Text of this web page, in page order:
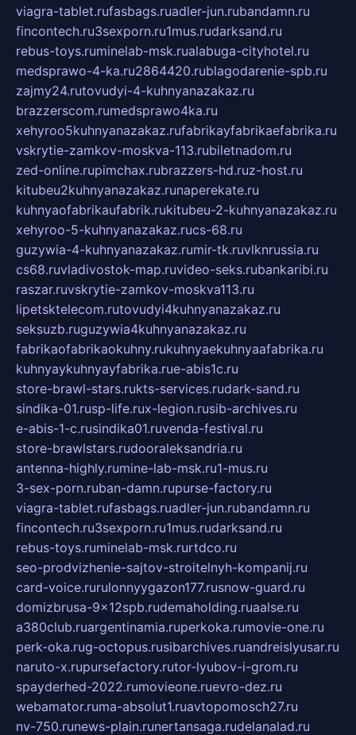
viagra-tablet.rufasbags.ruadler-jun.rubandamn.ru
fincontech.ru3sexporn.ru1mus.rudarksand.ru
rebus-toys.ruminelab-msk.rualabuga-cityhotel.ru
medsprawo-4-ka.ru2864420.rublagodarenie-spb.ru
zajmy24.rutovudyi-4-kuhnyanazakaz.ru
brazzerscom.rumedsprawo4ka.ru
xehyroo5kuhnyanazakaz.rufabrikayfabrikaefabrika.ru
vskrytie-zamkov-moskva-113.rubiletnadom.ru
zed-online.rupimchax.rubrazzers-hd.ruz-host.ru
kitubeu2kuhnyanazakaz.runaperekate.ru
kuhnyaofabrikaufabrik.rukitubeu-2-kuhnyanazakaz.ru
xehyroo-5-kuhnyanazakaz.rucs-68.ru
guzywia-4-kuhnyanazakaz.rumir-tk.ruvlknrussia.ru
cs68.ruvladivostok-map.ruvideo-seks.rubankaribi.ru
raszar.ruvskrytie-zamkov-moskva113.ru
lipetsktelecom.rutovudyi4kuhnyanazakaz.ru
seksuzb.ruguzywia4kuhnyanazakaz.ru
fabrikaofabrikaokuhny.rukuhnyaekuhnyaafabrika.ru
kuhnyaykuhnyayfabrika.rue-abis1c.ru
store-brawl-stars.rukts-services.rudark-sand.ru
sindika-01.rusp-life.rux-legion.rusib-archives.ru
e-abis-1-c.rusindika01.ruvenda-festival.ru
store-brawlstars.rudooraleksandria.ru
antenna-highly.rumine-lab-msk.ru1-mus.ru
3-sex-porn.ruban-damn.rupurse-factory.ru
viagra-tablet.rufasbags.ruadler-jun.rubandamn.ru
fincontech.ru3sexporn.ru1mus.rudarksand.ru
rebus-toys.ruminelab-msk.rurtdco.ru
seo-prodvizhenie-sajtov-stroitelnyh-kompanij.ru
card-voice.rurulonnyygazon177.rusnow-guard.ru
domizbrusa-9x12spb.rudemaholding.ruaalse.ru
a380club.ruargentinamia.ruperkoka.rumovie-one.ru
perk-oka.rug-octopus.rusibarchives.ruandreislyusar.ru
naruto-x.rupursefactory.rutor-lyubov-i-grom.ru
spayderhed-2022.rumovieone.ruevro-dez.ru
webamator.ruma-absolut1.ruavtopomosch27.ru
nv-750.runews-plain.runertansaga.rudelanalad.ru